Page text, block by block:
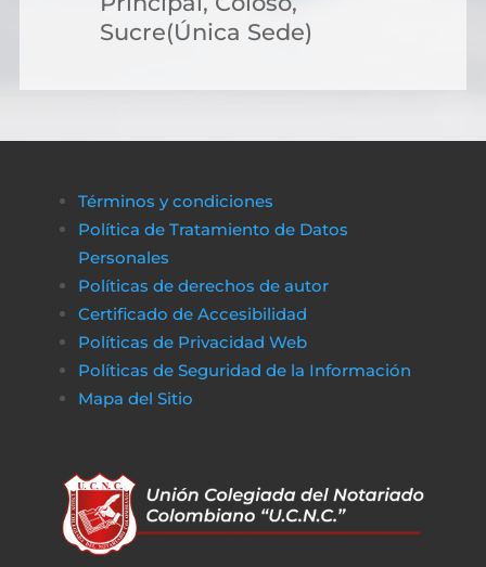
Sucre(Única Sede)
Términos y condiciones
Política de Tratamiento de Datos
Personales
Políticas de derechos de autor
Certificado de Accesibilidad
Políticas de Privacidad Web
Políticas de Seguridad de la Información
Mapa del Sitio